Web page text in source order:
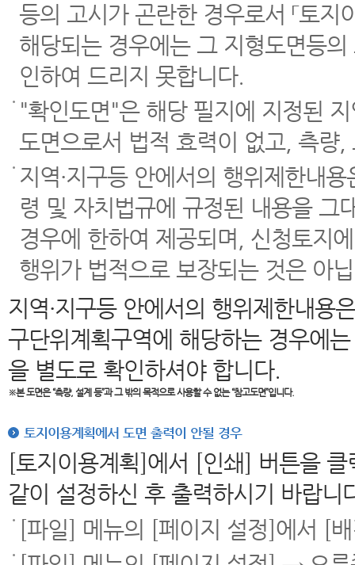
등의 고시가 곤란한 경우로서 「토
해당되는 경우에는 그 지형도면등
인하여 드리지 못합니다.
"확인도면"은 해당 필지에 지정된
도면으로서 법적 효력이 없고, 측량
지역·지구등 안에서의 행위제한내
령 및 자치법규에 규정된 내용을 그
경우에 한하여 제공되며, 신청토지
행위가 법적으로 보장되는 것은 아
지역·지구등 안에서의 행위제한내용
구단위계획구역에 해당하는 경우에
을 별도로 확인하셔야 합니다.
※본 도면은“측량, 설계 등”과 그 밖의 목적으로 사용할 수 없는 “참고도면”입니다.
토지이용계획에서 도면 출력이 안될 경우
[토지이용계획]에서 [인쇄] 버튼을
같이 설정하신 후 출력하시기 바랍니
[파일] 메뉴의 [페이지 설정]에서 [